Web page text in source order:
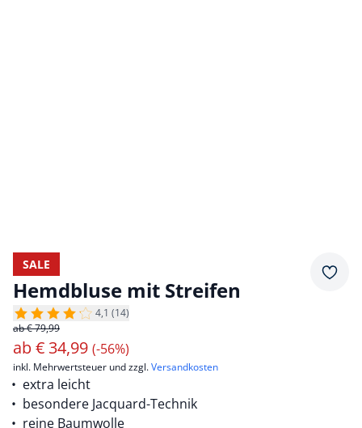
SALE
Hemdbluse mit Streifen
4,1 (14)
ab € 79,99
ab€ 34,99 (-56%)
inkl. Mehrwertsteuer und zzgl.Versandkosten
extra leicht
besondere Jacquard-Technik
reine Baumwolle